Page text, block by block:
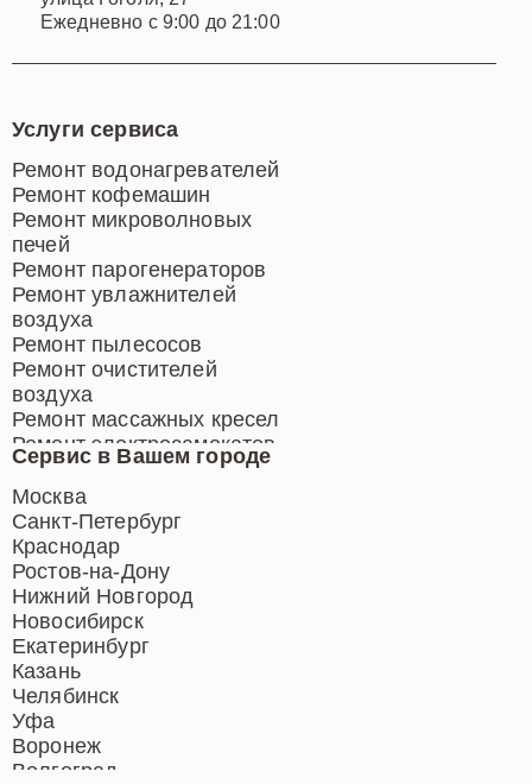
Ежедневно с 9:00 до 21:00
Сервис в Вашем городе
Москва
Санкт-Петербург
Краснодар
Ростов-на-Дону
Нижний Новгород
Новосибирск
Екатеринбург
Казань
Челябинск
Уфа
Воронеж
Волгоград
Услуги сервиса
Ремонт водонагревателей
Ремонт кофемашин
Ремонт микроволновых
печей
Ремонт парогенераторов
Ремонт увлажнителей
воздуха
Ремонт пылесосов
Ремонт очистителей
воздуха
Ремонт массажных кресел
Ремонт электросамокатов
Ремонт индукционных плит
Ремонт роботов-пылесосов
Ремонт гладильных систем
Ремонт отпаривателей
Ремонт вертикальных
пылесосов